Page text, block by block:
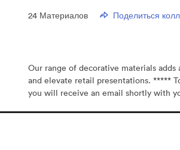
24 Материалов Поделиться
Our range of decorative materials
and elevate retail presentations. *****
you will receive an email shortly with